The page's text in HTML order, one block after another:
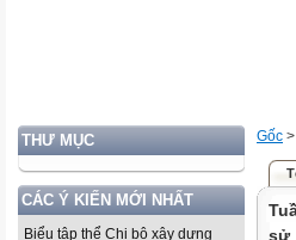
THƯ MỤC
CÁC Ý KIẾN MỚI NHẤT
Biểu tập thể Chi bộ xây dựng
Gốc >
sử